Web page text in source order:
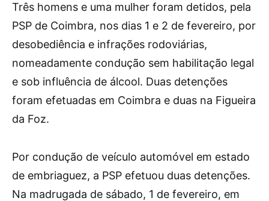
Três homens e uma mulher foram detidos, pela
PSP de Coimbra, nos dias 1 e 2 de fevereiro, por
desobediência e infrações rodoviárias,
nomeadamente condução sem habilitação legal
e sob influência de álcool. Duas detenções
foram efetuadas em Coimbra e duas na Figueira
da Foz.
Por condução de veículo automóvel em estado
de embriaguez, a PSP efetuou duas detenções.
Na madrugada de sábado, 1 de fevereiro, em